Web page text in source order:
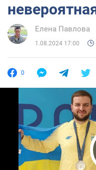
Елена Павлова
1.08.2024 17:00
0